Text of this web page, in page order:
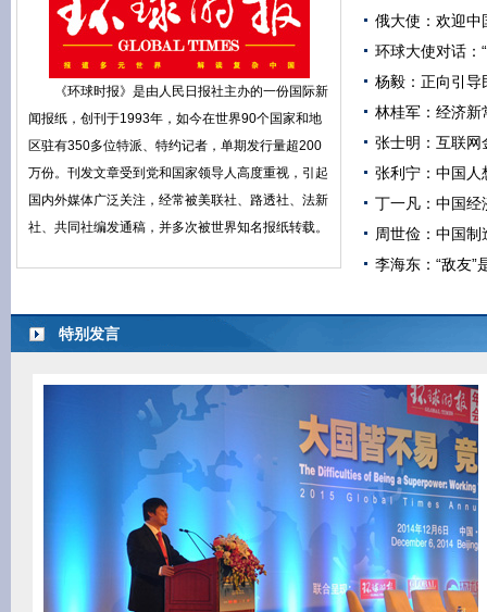
《环球时报》是由人民日报社主办的一份国际新
闻报纸，创刊于1993年，如今在世界90个国家和地
区驻有350多位特派、特约记者，单期发行量超200
万份。刊发文章受到党和国家领导人高度重视，引起
国内外媒体广泛关注，经常被美联社、路透社、法新
社、共同社编发通稿，并多次被世界知名报纸转载。
俄大使：欢迎中
环球大使对话：
杨毅：正向引导
林桂军：经济新
张士明：互联网
张利宁：中国人
丁一凡：中国经
周世俭：中国制
李海东：“敌友”
特别发言